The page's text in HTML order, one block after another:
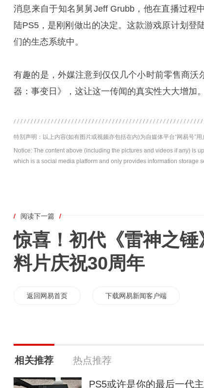
消息来自于知名舅舅Jeff Grubb，他在直播过程
陆PS5，是刚刚做出的决定。这款游戏原计划登
们的生态系统中。
有趣的是，外媒注意到仅仅几个小时前零售商沃
器：事变日》，这让这一传闻的真实性大大增加。
特别声明：以上内容(如有图片或视频亦包括在内)为自媒体平台“网易号”
Notice: The content above (including the pictures and videos if any) is
which is a social media platform and only provides information storage
/ 阅读下一篇 /
惊喜！初代《雷神之
料片庆祝30周年
返回网易首页 下载网易新闻客户端
相关推荐 热点推荐
PS5或许是你的最后一代